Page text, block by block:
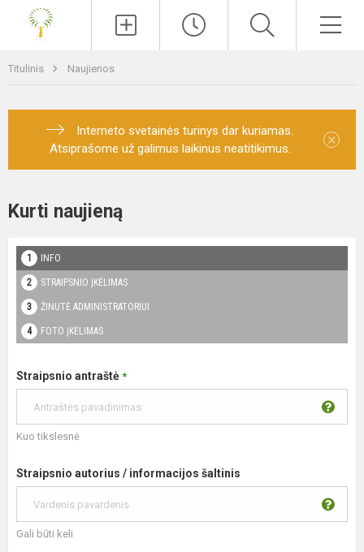
Titulinis Naujienos
Interneto svetainės turinys dar kuriamas.
Atsiprašome už galimus laikinus neatitikimus.
×
Kurti naujieną
INFO
STRAIPSNIO ĮKĖLIMAS
ŽINUTĖ ADMINISTRATORIUI
FOTO ĮKĖLIMAS
Straipsnio antraštė *
Kuo tikslesnė
Straipsnio autorius / informacijos šaltinis
Gali būti keli